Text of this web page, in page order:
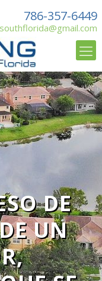
786-357-6449
DE
UN